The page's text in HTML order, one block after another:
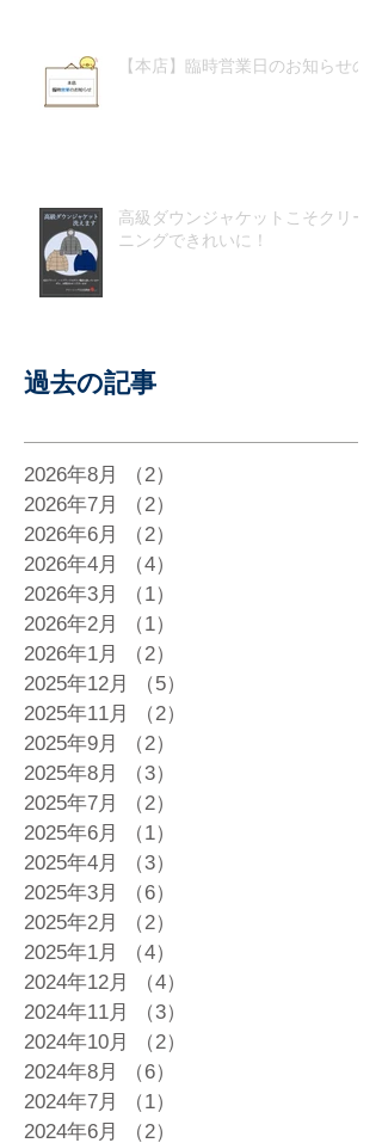
【本店】臨時営業日のお知らせの
高級ダウンジャケットこそクリー
ニングできれいに！
過去の記事
2026年8月 （2）
2026年7月
（2）
2026年6月
（2）
2026年4月
（4）
2026年3月
（1）
2026年2月
（1）
2026年1月
（2）
2025年12月
（5）
2025年11月
（2）
2025年9月
（2）
2025年8月
（3）
2025年7月
（2）
2025年6月
（1）
2025年4月
（3）
2025年3月
（6）
2025年2月
（2）
2025年1月
（4）
2024年12月
（4）
2024年11月
（3）
2024年10月
（2）
2024年8月
（6）
2024年7月
（1）
2024年6月
（2）